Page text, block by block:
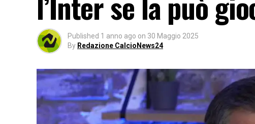
Published 1 anno ago on 30 Maggio 2025
By Redazione CalcioNews24